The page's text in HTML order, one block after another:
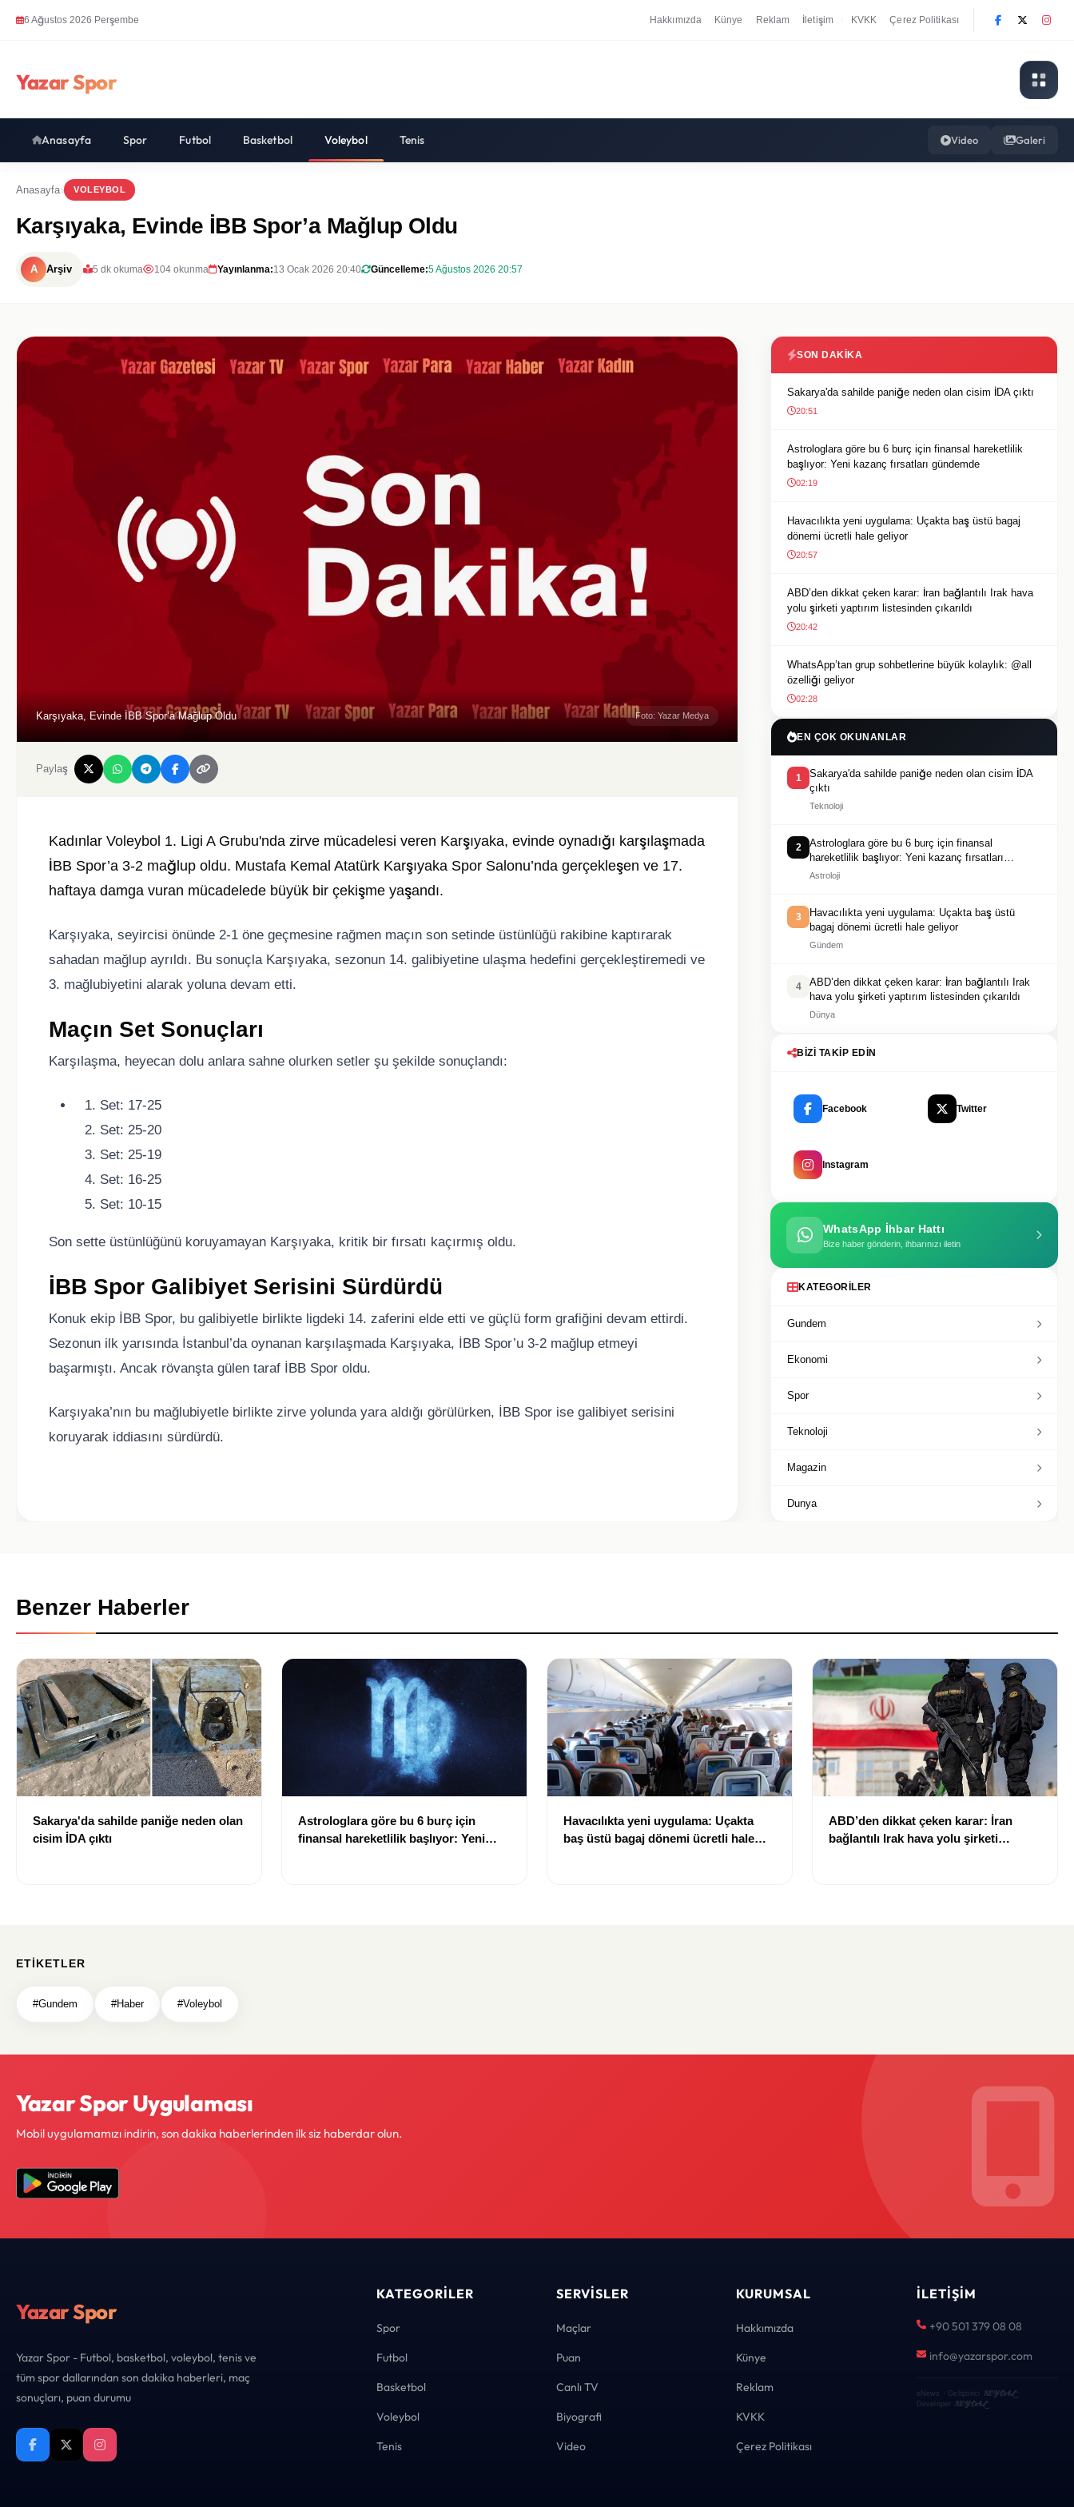
6 Ağustos 2026 Perşembe Hakkımızda Künye Reklam İletişim KVKK Çerez Politikası
Yazar Spor
Anasayfa Spor Futbol Basketbol Voleybol Tenis Video Galeri
Anasayfa VOLEYBOL
Karşıyaka, Evinde İBB Spor’a Mağlup Oldu
A Arşiv 5 dk okuma 104 okunma Yayınlanma:13 Ocak 2026 20:40 Güncelleme:5 Ağustos 2026 20:57
Karşıyaka, Evinde İBB Spor’a Mağlup Oldu Foto: Yazar Medya
Paylaş
Kadınlar Voleybol 1. Ligi A Grubu'nda zirve mücadelesi veren Karşıyaka, evinde oynadığı karşılaşmada
İBB Spor’a 3-2 mağlup oldu. Mustafa Kemal Atatürk Karşıyaka Spor Salonu’nda gerçekleşen ve 17.
haftaya damga vuran mücadelede büyük bir çekişme yaşandı.
Karşıyaka, seyircisi önünde 2-1 öne geçmesine rağmen maçın son setinde üstünlüğü rakibine kaptırarak
sahadan mağlup ayrıldı. Bu sonuçla Karşıyaka, sezonun 14. galibiyetine ulaşma hedefini gerçekleştiremedi ve
3. mağlubiyetini alarak yoluna devam etti.
Maçın Set Sonuçları
Karşılaşma, heyecan dolu anlara sahne olurken setler şu şekilde sonuçlandı:
Set: 17-25
Set: 25-20
Set: 25-19
Set: 16-25
Set: 10-15
Son sette üstünlüğünü koruyamayan Karşıyaka, kritik bir fırsatı kaçırmış oldu.
İBB Spor Galibiyet Serisini Sürdürdü
Konuk ekip İBB Spor, bu galibiyetle birlikte ligdeki 14. zaferini elde etti ve güçlü form grafiğini devam ettirdi.
Sezonun ilk yarısında İstanbul’da oynanan karşılaşmada Karşıyaka, İBB Spor’u 3-2 mağlup etmeyi
başarmıştı. Ancak rövanşta gülen taraf İBB Spor oldu.
Karşıyaka’nın bu mağlubiyetle birlikte zirve yolunda yara aldığı görülürken, İBB Spor ise galibiyet serisini
koruyarak iddiasını sürdürdü.
SON DAKIKA
Sakarya'da sahilde paniğe neden olan cisim İDA çıktı
20:51
Astrologlara göre bu 6 burç için finansal hareketlilik
başlıyor: Yeni kazanç fırsatları gündemde
02:19
Havacılıkta yeni uygulama: Uçakta baş üstü bagaj
dönemi ücretli hale geliyor
20:57
ABD’den dikkat çeken karar: İran bağlantılı Irak hava
yolu şirketi yaptırım listesinden çıkarıldı
20:42
WhatsApp’tan grup sohbetlerine büyük kolaylık: @all
özelliği geliyor
02:28
EN ÇOK OKUNANLAR
1
Sakarya'da sahilde paniğe neden olan cisim İDA
çıktı
Teknoloji
2
Astrologlara göre bu 6 burç için finansal
hareketlilik başlıyor: Yeni kazanç fırsatları
gündemde
Astroloji
3
Havacılıkta yeni uygulama: Uçakta baş üstü
bagaj dönemi ücretli hale geliyor
Gündem
4
ABD’den dikkat çeken karar: İran bağlantılı Irak
hava yolu şirketi yaptırım listesinden çıkarıldı
Dünya
BIZI TAKIP EDIN
Facebook Twitter
Instagram
WhatsApp İhbar Hattı
Bize haber gönderin, ihbarınızı iletin
KATEGORILER
Gundem
Ekonomi
Spor
Teknoloji
Magazin
Dunya
Benzer Haberler
Sakarya'da sahilde paniğe neden olan
cisim İDA çıktı
Astrologlara göre bu 6 burç için
finansal hareketlilik başlıyor: Yeni
Havacılıkta yeni uygulama: Uçakta
baş üstü bagaj dönemi ücretli hale
ABD’den dikkat çeken karar: İran
bağlantılı Irak hava yolu şirketi
ETIKETLER
#Gundem #Haber #Voleybol
Yazar Spor Uygulaması
Mobil uygulamamızı indirin, son dakika haberlerinden ilk siz haberdar olun.
Yazar Spor
Yazar Spor - Futbol, basketbol, voleybol, tenis ve
tüm spor dallarından son dakika haberleri, maç
sonuçları, puan durumu
KATEGORILER
Spor
Futbol
Basketbol
Voleybol
Tenis
SERVISLER
Maçlar
Puan
Canlı TV
Biyografi
Video
KURUMSAL
Hakkımızda
Künye
Reklam
KVKK
Çerez Politikası
İLETIŞIM
+90 501 379 08 08
info@yazarspor.com
eNews · Geliştirici KEYDAL·
Developer KEYDAL